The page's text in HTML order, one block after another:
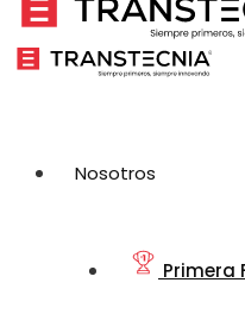
Nosotros
Primera